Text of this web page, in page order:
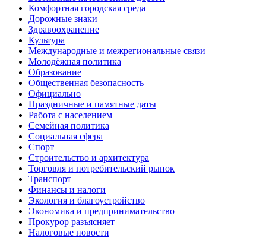
Комфортная городская среда
Дорожные знаки
Здравоохранение
Культура
Международные и межрегиональные связи
Молодёжная политика
Образование
Общественная безопасность
Официально
Праздничные и памятные даты
Работа с населением
Семейная политика
Социальная сфера
Спорт
Строительство и архитектура
Торговля и потребительский рынок
Транспорт
Финансы и налоги
Экология и благоустройство
Экономика и предпринимательство
Прокурор разъясняет
Налоговые новости